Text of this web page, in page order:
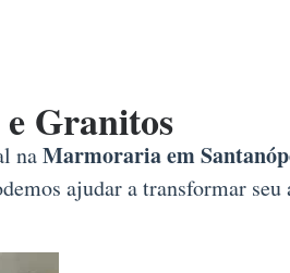
Granitos
naMarmoraria em
ajudar a transformar seu